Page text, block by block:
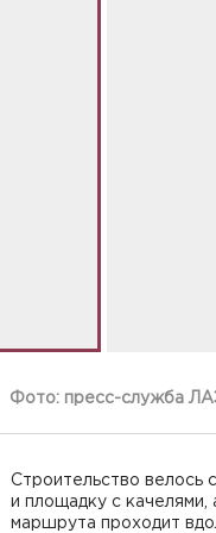
Фото: пресс-служба
Строительство велось
и площадку с качелями,
маршрута проходит